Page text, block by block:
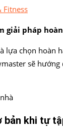
Fitness
giải pháp
lựa chọn hoàn
sẽ
khi tự